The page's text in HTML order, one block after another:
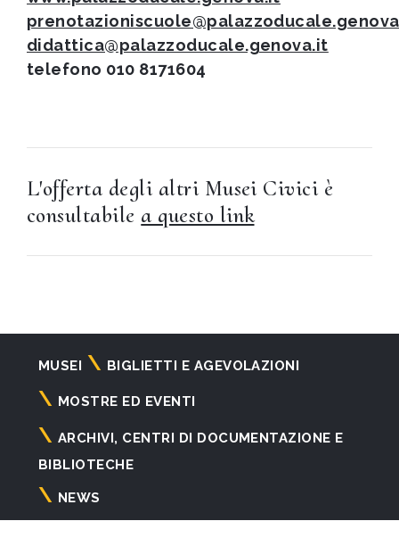
didattica@palazzoducale.genova.it
telefono 010 8171604
L'offerta degli altri Musei Civici è
consultabile a questo link
Navigazione
principale
MUSEI BIGLIETTI E AGEVOLAZIONI
MOSTRE ED EVENTI
ARCHIVI, CENTRI DI DOCUMENTAZIONE E
BIBLIOTECHE
NEWS